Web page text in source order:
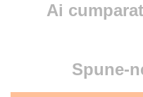
Ai
Spune-